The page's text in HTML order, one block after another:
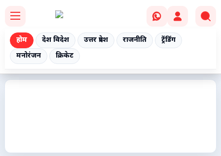
होम देश विदेश उत्तर प्रदेश राजनीति
ट्रेंडिंग
मनोरंजन
क्रिकेट